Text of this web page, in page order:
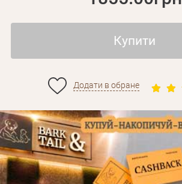
Купити
Додати в обране
Особисті дані